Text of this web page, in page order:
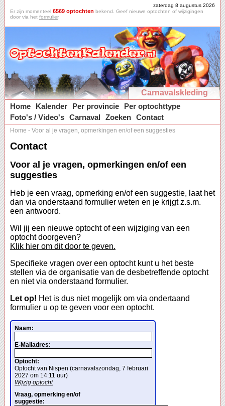
zaterdag 8 augustus 2026
Er zijn momenteel 6569 optochten bekend. Geef nieuwe optochten of wijzigingen
door via het formulier.
Carnavalskleding
Home
Kalender Per provincie
Per optochttype
Foto's / Video's Carnaval Zoeken Contact
Home - Voor al je vragen, opmerkingen en/of een suggesties
Contact
Voor al je vragen, opmerkingen en/of een
suggesties
Heb je een vraag, opmerking en/of een suggestie, laat het
dan via onderstaand formulier weten en je krijgt z.s.m.
een antwoord.
Wil jij een nieuwe optocht of een wijziging van een
optocht doorgeven?
Klik hier om dit door te geven.
Specifieke vragen over een optocht kunt u het beste
stellen via de organisatie van de desbetreffende optocht
en niet via onderstaand formulier.
Let op! Het is dus niet mogelijk om via ondertaand
formulier u op te geven voor een optocht.
Naam:
E-Mailadres:
Optocht:
Optocht van Nispen (carnavalszondag, 7 februari
2027 om 14:11 uur)
Wijzig optocht
Vraag, opmerking en/of
suggestie: